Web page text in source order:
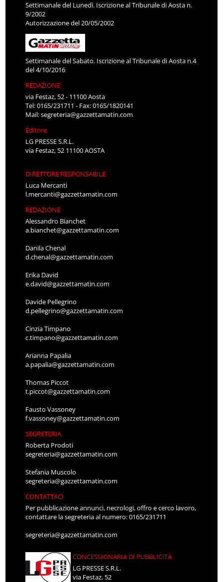
Settimanale del Lunedì. Iscrizione al Tribunale di Aosta n.
9/2002
Autorizzazione del 20/05/2002
Settimanale del Sabato. Iscrizione al Tribunale di Aosta n.4
del 4/10/2016
REDAZIONE
via Festaz, 52 - 11100 Aosta
Tel: 0165/231711 - Fax: 0165/1820141
Mail:segreteria@gazzettamatin.com
Editore
LG PRESSE S.R.L.
via Festaz, 52 11100 AOSTA
DIRETTORE RESPONSABILE
Luca Mercanti
l.mercanti@gazzettamatin.com
REDAZIONE
Alessandro Bianchet
a.bianchet@gazzettamatin.com
Danila Chenal
d.chenal@gazzettamatin.com
Erika David
e.david@gazzettamatin.com
Davide Pellegrino
d.pellegrino@gazzettamatin.com
Cinzia Timpano
c.timpano@gazzettamatin.com
Arianna Papalia
a.papalia@gazzettamatin.com
Thomas Piccot
t.piccot@gazzettamatin.com
Fausto Vassoney
f.vassoney@gazzettamatin.com
SEGRETERIA
Roberta Prodoti
segreteria@gazzettamatin.com
Stefania Muscolo
segreteria@gazzettamatin.com
CONTATTACI
Per pubblicazione annunci, necrologi, offro e cerco lavoro,
contattare la segreteria al numero: 0165/231711
segreteria@gazzettamatin.com
CONCESSIONARIA DI PUBBLICITÀ
LG PRESSE S.R.L.
via Festaz, 52